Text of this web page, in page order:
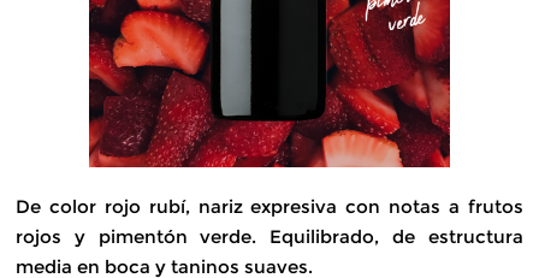
De color rojo rubí, nariz expresiva con notas a frutos
rojos y pimentón verde. Equilibrado, de estructura
media en boca y taninos suaves.